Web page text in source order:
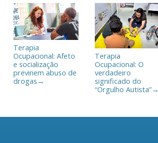
a
r
Terapia
Ocupacional: Afeto
e socialização
previnem abuso de
drogas →
Terapia
Ocupacional: O
verdadeiro
significado do
“Orgulho Autista”→